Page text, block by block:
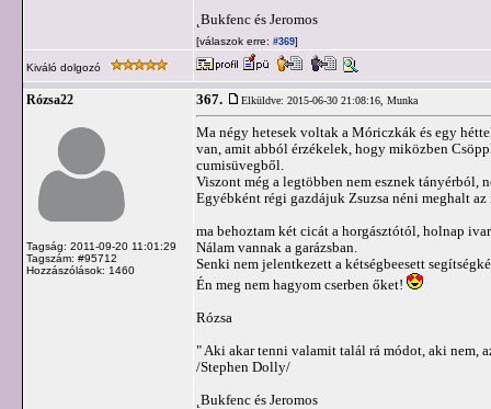
˛Bukfenc és Jeromos
[válaszok erre: #369]
Kiváló dolgozó
Rózsa22
Tagság: 2011-09-20 11:01:29
Tagszám: #95712
Hozzászólások: 1460
367. Elküldve: 2015-06-30 21:08:16, Munka
Ma négy hetesek voltak a Móriczkák és egy
van, amit abból érzékelek, hogy miközben
cumisüvegből.
Viszont még a legtöbben nem esznek
Egyébként régi gazdájuk Zsuzsa néni meghalt
ma behoztam két cicát a horgásztótól, holnap
Nálam vannak a garázsban.
Senki nem jelentkezett a kétségbeesett
Én meg nem hagyom cserben őket!
Rózsa
" Aki akar tenni valamit talál rá módot, aki nem,
/Stephen Dolly/
˛Bukfenc és Jeromos